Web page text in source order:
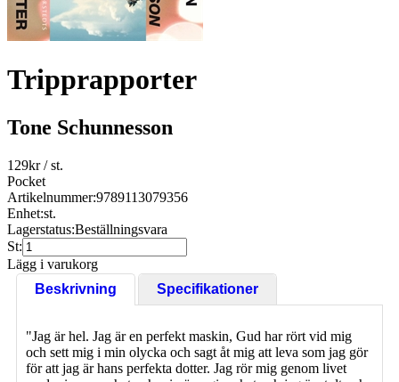
Tripprapporter
Tone Schunnesson
129kr/ st.
Pocket
Artikelnummer:9789113079356
Enhet:st.
Lagerstatus:Beställningsvara
St:
Lägg i varukorg
Beskrivning
Specifikationer
"Jag är hel. Jag är en perfekt maskin, Gud har rört vid mig
och sett mig i min olycka och sagt åt mig att leva som jag gör
för att jag är hans perfekta dotter. Jag rör mig genom livet